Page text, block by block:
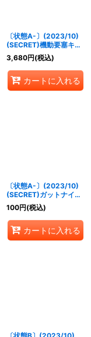
〔状態A-〕(2023/10)
(SECRET)機動要塞キャ
ッスル・ゴレム
XV【XV-SEC】{BS65-
XV05}《青》
3,680円(税込)
カートに入れる
〔状態A-〕(2023/10)
(SECRET)ガットナイト
【R-SEC】{BS65-006}
《赤》
100円(税込)
カートに入れる